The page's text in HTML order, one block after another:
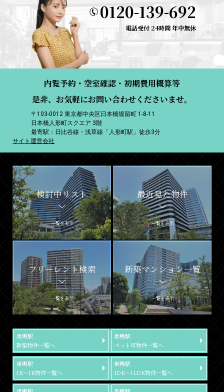
0120-139-692
電話受付 24時間 年中無休
内覧予約・空室確認・初期費用概算等
是非、お気軽にお問い合わせくださいませ。
〒103-0012 東京都中央区日本橋堀留町 1-8-11
日本橋人形町スクエア 3階
最寄駅：日比谷線・浅草線「人形町駅」徒歩3分
サイト運営会社
検討中リスト
一覧を表示
最近見た物件
一覧を表示
フリーレント検索
一覧を表示
新築マンション一覧
一覧を表示
巣鴨駅
新築物件一覧へ
巣鴨駅
ペット可物件一覧へ
巣鴨駅
1R～1K物件一覧へ
巣鴨駅
1DK～1LDK物件一覧へ